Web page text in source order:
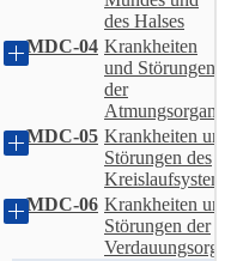
des Halses
MDC-04 Krankheiten
und Störungen
der
Atmungsorgane
MDC-05 Krankheiten und
Störungen des
Kreislaufsystems
MDC-06 Krankheiten und
Störungen der
Verdauungsorgane